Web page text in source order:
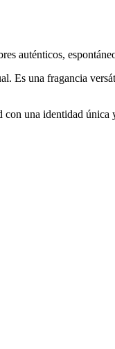
auténticos,
Es una fragancia
una identidad única